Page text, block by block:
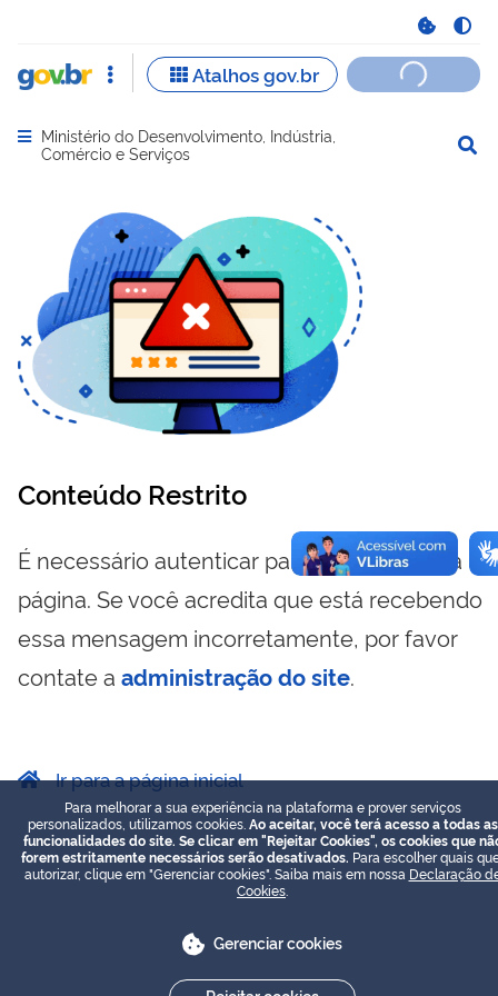
Abrir menu principal de navegação
Ministério do Desenvolvimento, Indústria,
Comércio e Serviços
Conteúdo Restrito
É necessário autenticar para visualizar essa
página. Se você acredita que está recebendo
essa mensagem incorretamente, por favor
contate a administração do site.
Ir para a página inicial
Para melhorar a sua experiência na plataforma e prover serviços
personalizados, utilizamos cookies. Ao aceitar, você terá acesso a todas as
funcionalidades do site. Se clicar em "Rejeitar Cookies", os cookies que
forem estritamente necessários serão desativados. Para escolher quais
autorizar, clique em "Gerenciar cookies". Saiba mais em nossa Declaração
Cookies
Gerenciar cookies